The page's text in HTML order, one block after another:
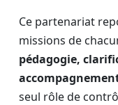
Ce partenariat
missions de
pédagogie,
seul rôle de